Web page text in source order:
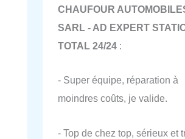
CHAUFOUR
SARL - AD EXPERT
TOTAL 24/24 :
- Super équipe, réparation à
moindres coûts, je valide.
- Top de chez top, sérieux et